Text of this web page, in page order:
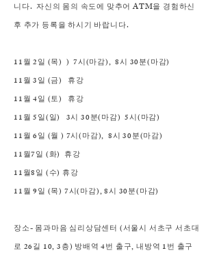
니다. 자신의 몸의 속도에 맞추어 ATM을 경험하신
후 추가 등록을 하시기 바랍니다.
11월 2일 (목) ) 7시(마감), 8시 30분(마감)
11월 3일 (금) 휴강
11월 4일 (토) 휴강
11월 5일(일) 3시 30분(마감) 5시(마감)
11월 6일 (월 ) 7시(마감), 8시 30분(마감)
11월7일 (화) 휴강
11월8일 (수) 휴강
11월 9일 (목) 7시(마감), 8시 30분(마감)
장소- 몸과마음 심리상담센터 (서울시 서초구 서초대
로 26길 10, 3층) 방배역 4번 출구, 내방역 1번 출구